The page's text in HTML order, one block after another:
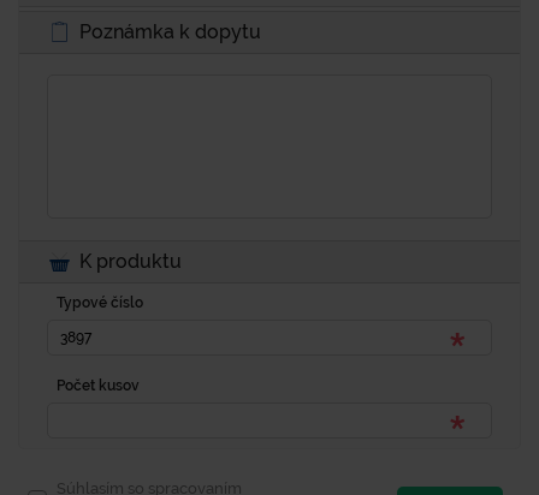
Poznámka k dopytu
K produktu
Typové číslo
Počet kusov
Súhlasím so spracovaním